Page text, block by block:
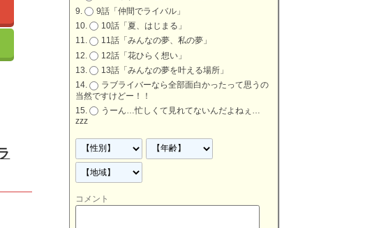
9話「仲間でライバル」
10話「夏、はじまる」
11話「みんなの夢、私の夢」
12話「花ひらく想い」
13話「みんなの夢を叶える場所」
ラブライバーなら全部面白かったって思うの
当然ですけどー！！
うーん…忙しくて見れてないんだよねぇ…
zzz
コメント